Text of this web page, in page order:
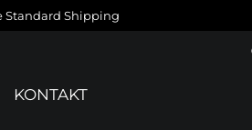
Standard Shipping
KONTAKT